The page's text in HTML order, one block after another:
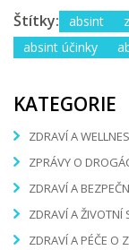
Štítky: absint
absint účinky
KATEGORIE
ZDRAVÍ A
ZPRÁVY O
ZDRAVÍ A
ZDRAVÍ A ŽIVOTNÍ
ZDRAVÍ A PÉČE O